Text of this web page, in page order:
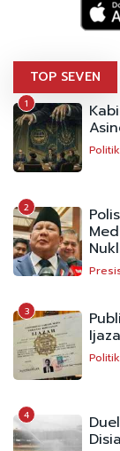
TOP SEVEN
1
Politik
2
3
Politik
4